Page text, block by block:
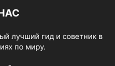
лучший гид и советник в
по миру.